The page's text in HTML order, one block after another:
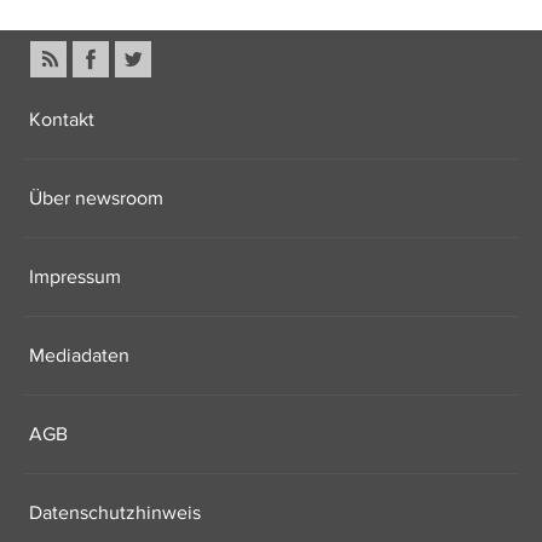
Kontakt
Über newsroom
Impressum
Mediadaten
AGB
Datenschutzhinweis